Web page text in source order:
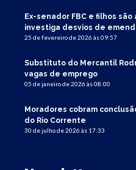
Ex-senador FBC e filhos
investiga desvios de
25 de fevereiro de 2026 às 09:57
Substituto do Mercantil
vagas de emprego
05 de janeiro de 2026 às 08:00
Moradores cobram
do Rio Corrente
30 de julho de 2026 às 17:33